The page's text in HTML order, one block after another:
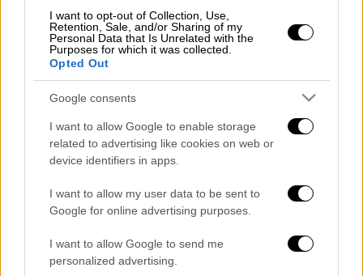
I want to opt-out of Collection, Use,
Retention, Sale, and/or Sharing of my
Personal Data that Is Unrelated with the
Purposes for which it was collected.
Opted Out
Google consents
I want to allow Google to enable storage
related to advertising like cookies on web or
device identifiers in apps.
I want to allow my user data to be sent to
Google for online advertising purposes.
I want to allow Google to send me
personalized advertising.
τη νύχτα μπροστά από τη μοναδική μπουτίκ,
που ανοίγει τις πόρτες της για το κοινό.
Στην Οττάβα, ένας καταναλωτής είπε ότι
περίμενε δύο ώρες στο κρύο προκειμένου να
είναι ο πρώτος πελάτης του καταστήματος
Fire and Flower.
«Είναι η απαρχή της πώλησης σε λιανική στο
Οντάριο, τη μεγαλύτερη αγορά του Καναδά,
επομένως έχουμε μεγάλες προσδοκίες από
το κατάστημά μας» ανέφερε στο Γαλλικό
Πρακτορείο ο Τρέβορ Φένκοτ, ο διευθυντής
του Fire and Flower.